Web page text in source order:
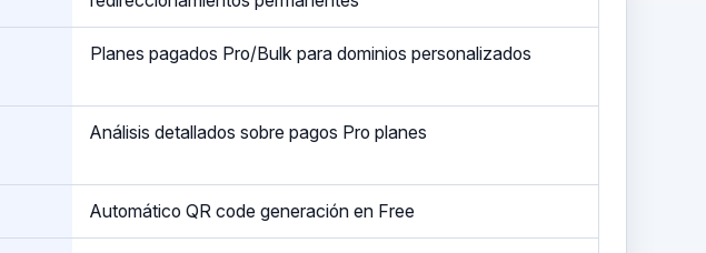
Planes pagados Pro/Bulk para dominios personalizados
Análisis detallados sobre pagos Pro planes
Automático QR code generación en Free